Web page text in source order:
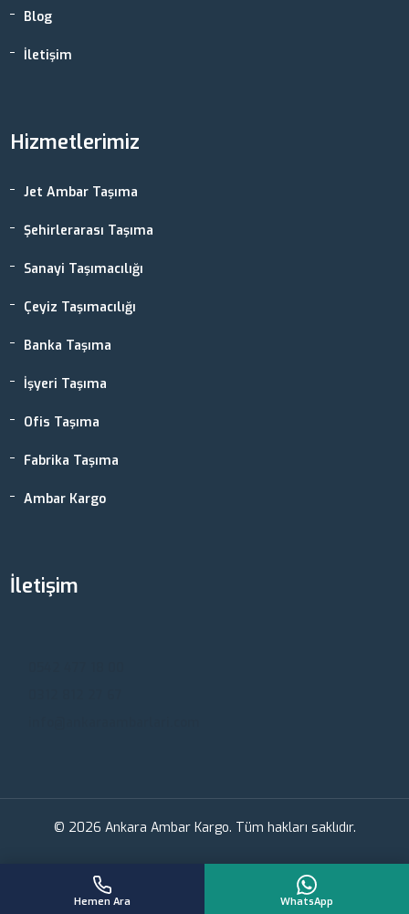
Blog
İletişim
Hizmetlerimiz
Jet Ambar Taşıma
Şehirlerarası Taşıma
Sanayi Taşımacılığı
Çeyiz Taşımacılığı
Banka Taşıma
İşyeri Taşıma
Ofis Taşıma
Fabrika Taşıma
Ambar Kargo
İletişim
© 2026 Ankara Ambar Kargo. Tüm hakları saklıdır.
Hemen Ara WhatsApp